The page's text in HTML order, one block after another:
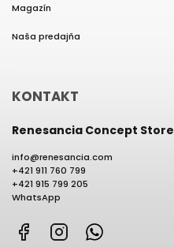
Magazín
Naša predajňa
KONTAKT
Renesancia Concept Store
info@renesancia.com
+421 911 760 799
+421 915 799 205
WhatsApp
FacebookInstagram